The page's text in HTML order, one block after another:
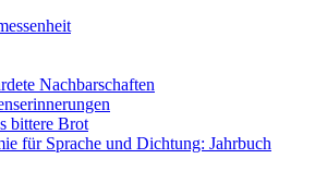
Nachbarschaften
bittere Brot
für Sprache und Dichtung: Jahrbuch